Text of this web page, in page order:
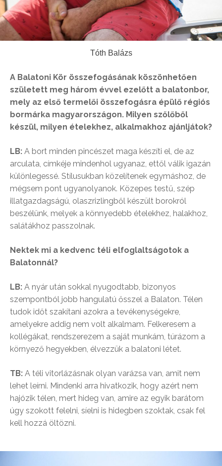
Tóth Balázs
A Balatoni Kör összefogásának köszönhetően
született meg három évvel ezelőtt a balatonbor,
mely az első termelői összefogásra épülő régiós
bormárka magyarországon. Milyen szőlőből
készül, milyen ételekhez, alkalmakhoz ajánljátok?
LB: A bort minden pincészet maga készíti el, de az
arculata, címkéje mindenhol ugyanaz, ettől válik igazán
különlegessé. Stílusukban közelítenek egymáshoz, de
mégsem pont ugyanolyanok. Közepes testű, szép
illatgazdagságú, olaszrizlingből készült borokról
beszélünk, melyek a könnyedebb ételekhez, halakhoz,
salátákhoz passzolnak.
Nektek mi a kedvenc téli elfoglaltságotok a
Balatonnál?
LB: A nyár után sokkal nyugodtabb, bizonyos
szempontból jobb hangulatú ősszel a Balaton. Télen
tudok időt szakítani azokra a tevékenységekre,
amelyekre addig nem volt alkalmam. Felkeresem a
kollégákat, rendszerezem a saját munkám, túrázom a
környező hegyekben, élvezzük a balatoni létet.
TB: A téli vitorlázásnak olyan varázsa van, amit nem
lehet leírni. Mindenki arra hivatkozik, hogy azért nem
hajózik télen, mert hideg van, amire az egyik barátom
úgy szokott felelni, síelni is hidegben szoktak, csak fel
kell hozzá öltözni.